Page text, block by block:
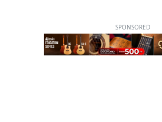
SPONSORED